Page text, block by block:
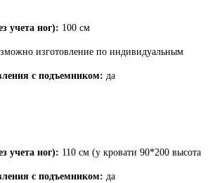
учета ног): 100 см
изготовление по индивидуальным
с подъемником: да
учета ног): 110 см (у кровати 90*200 высота
с подъемником: да